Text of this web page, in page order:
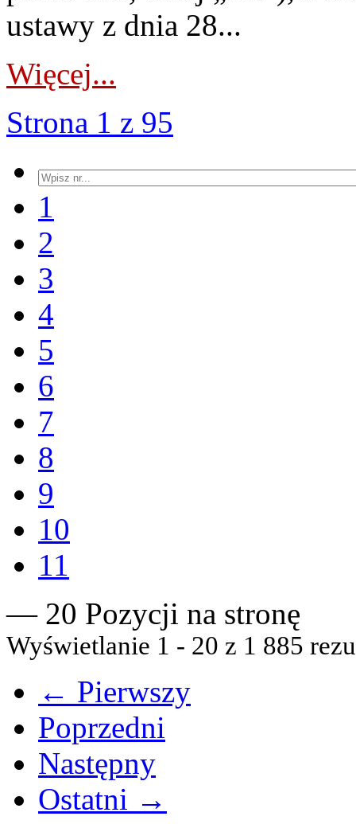
ustawy z dnia 28...
Więcej...
Strona 1 z 95
1
2
3
4
5
6
7
8
9
10
11
— 20 Pozycji na stronę
Wyświetlanie 1 - 20 z 1 885
← Pierwszy
Poprzedni
Następny
Ostatni →